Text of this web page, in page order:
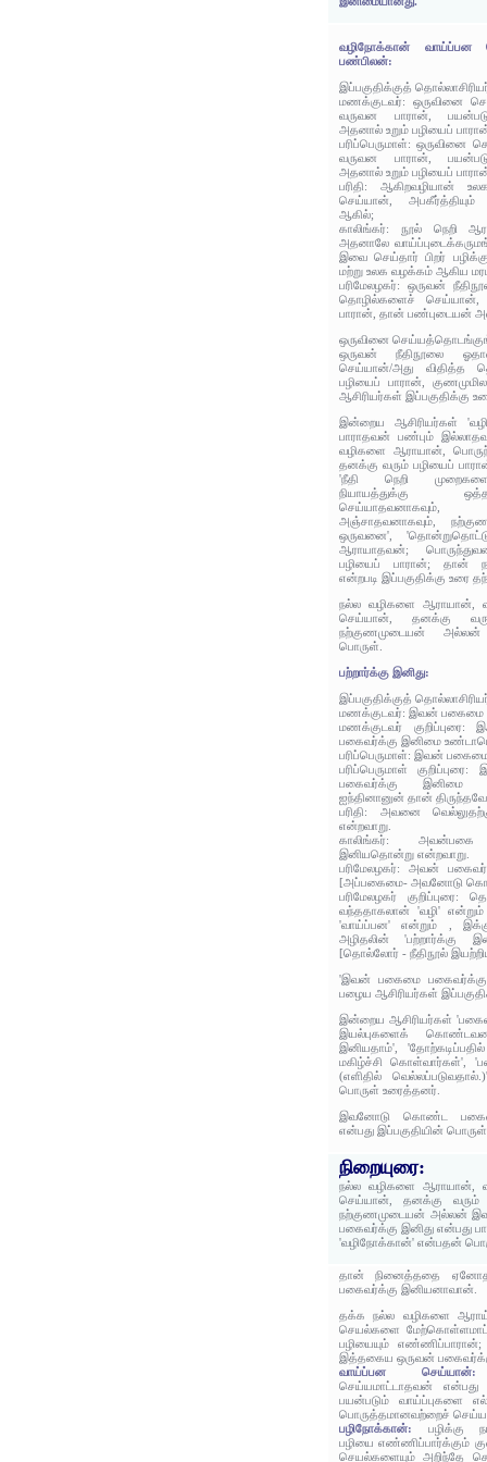
வழிநோக்கான் வாய்ப்பன
பண்பிலன்:
இப்பகுதிக்குத்
மணக்குடவர்: ஒருவினை
வருவன பாரான்,
அதனால் உறும் பழியைப்
பரிப்பெருமாள்: ஒருவினை
வருவன பாரான்,
அதனால் உறும் பழியைப்
பரிதி: ஆகிறவழியான்
செய்யான், அபகீர்த்தியும்
ஆகில்;
காலிங்கர்: நூல் நெறி
அதனாலே
இவை செய்தார் பிறர்
மற்று உலக வழக்கம் ஆகிய
பரிமேலழகர்: ஒருவன்
தொழில்களைச் செய்யான்,
பாரான், தான் பண்புடையன்
ஒருவினை
ஒருவன் நீதிநூலை
செய்யான்/அது விதித்த
பழியைப் பாரான்,
ஆசிரியர்கள் இப்பகுதிக்கு
இன்றைய ஆசிரியர்கள்
பாராதவன் பண்பும்
வழிகளை ஆராயான்,
தனக்கு வரும் பழியைப்
'நீதி நெறி முறைகளை
நியாயத்துக்கு
செய்யாதவனாகவும்,
அஞ்சாதவனாகவும்,
ஒருவனை',
ஆராயாதவன்;
பழியைப் பாரான்; தான்
என்றபடி இப்பகுதிக்கு உரை
நல்ல வழிகளை ஆராயான்,
செய்யான், தனக்கு
நற்குணமுடையன் அல்லன்
பொருள்.
பற்றார்க்கு இனிது:
இப்பகுதிக்குத்
மணக்குடவர்: இவன் பகைமை
மணக்குடவர்
பகைவர்க்கு இனிமை
பரிப்பெருமாள்: இவன்
பரிப்பெருமாள்
பகைவர்க்கு இனிமை
ஐந்தினானுன் தான்
பரிதி: அவனை
என்றவாறு.
காலிங்கர்:
இனியதொன்று என்றவாறு.
பரிமேலழகர்: அவன்
[அப்பகைமை- அவனோடு
பரிமேலழகர் குறிப்புரை:
வந்ததாகலான் 'வழி' என்றும்
'வாய்ப்பன' என்றும் ,
அழிதலின் 'பற்றார்க்கு
[தொல்லோர் - நீதிநூல்
'இவன் பகைமை பகைவர்க்கு
பழைய ஆசிரியர்கள்
இன்றைய ஆசிரியர்கள்
இயல்புகளைக்
இனியதாம்',
மகிழ்ச்சி கொள்வார்கள்',
(எளிதில்
பொருள் உரைத்தனர்.
இவனோடு கொண்ட
என்பது இப்பகுதியின்
நிறையுரை:
நல்ல வழிகளை ஆராயான்,
செய்யான், தனக்கு
நற்குணமுடையன் அல்லன்
பகைவர்க்கு இனிது என்பது
'வழிநோக்கான்' என்பதன்
தான் நினைத்ததை
பகைவர்க்கு இனியனாவான்.
தக்க நல்ல வழிகளை
செயல்களை
பழியையும்
இத்தகைய ஒருவன்
வாய்ப்பன
செய்யமாட்டாதவன்
பயன்படும் வாய்ப்புகளை
பொருத்தமானவற்றைச்
பழிநோக்கான்: பழிக்கு
பழியை எண்ணிப்பார்க்கும்
செயல்களையும் அறிந்தே